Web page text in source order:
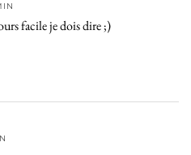
facile je dois dire ;)